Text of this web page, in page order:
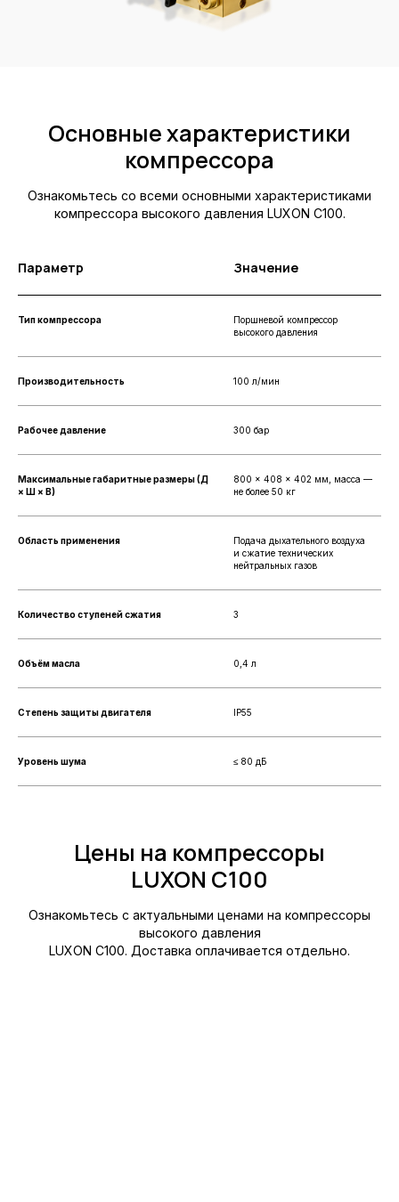
Основные характеристики
компрессора
Ознакомьтесь со всеми основными характеристиками
компрессора высокого давления LUXON C100.
Параметр Значение
Тип компрессора
Поршневой компрессор
высокого давления
Производительность 100 л/мин
Рабочее давление 300 бар
Максимальные габаритные размеры (Д
× Ш × В)
800 × 408 × 402 мм, масса —
не более 50 кг
Область применения
Подача дыхательного воздуха
и сжатие технических
нейтральных газов
Количество ступеней сжатия 3
Объём масла 0,4 л
Степень защиты двигателя IP55
Уровень шума ≤ 80 дБ
Цены на компрессоры
LUXON C100
Ознакомьтесь с актуальными ценами на компрессоры
высокого давления
LUXON C100. Доставка оплачивается отдельно.